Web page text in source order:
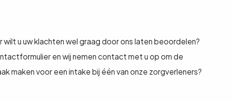
u uw klachten wel graag door ons laten beoordelen?
en wij nemen contact met u op om de
maken voor een intake bij één van onze zorgverleners?